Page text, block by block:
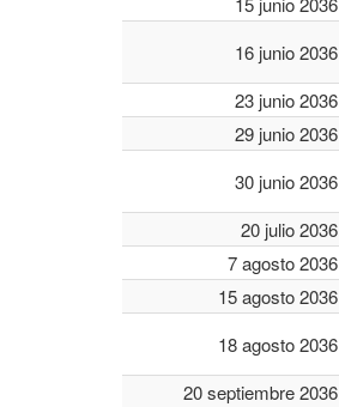
16 junio 2036
23 junio 2036
29 junio 2036
30 junio 2036
20 julio 2036
7 agosto 2036
15 agosto 2036
18 agosto 2036
20 septiembre 2036